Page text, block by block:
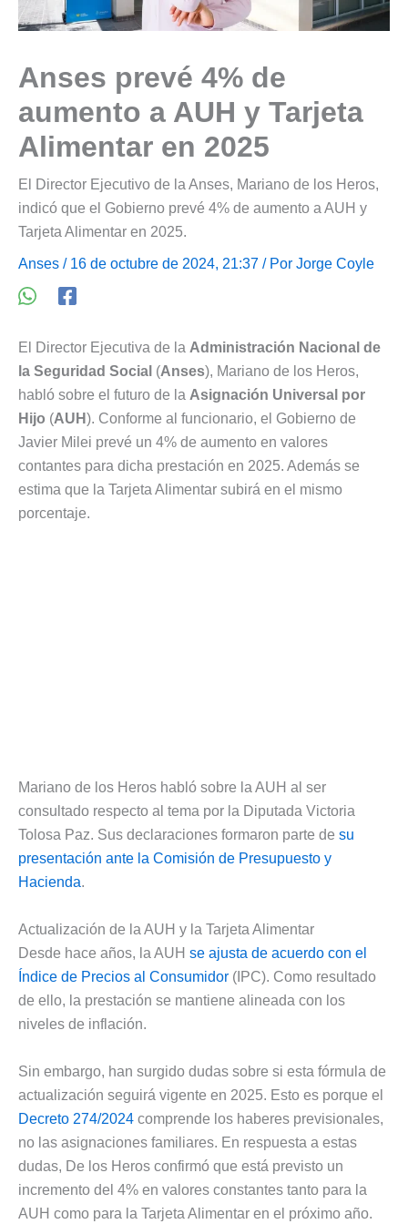
Anses prevé 4% de
aumento a AUH y Tarjeta
Alimentar en 2025
El Director Ejecutivo de la Anses, Mariano de los Heros,
indicó que el Gobierno prevé 4% de aumento a AUH y
Tarjeta Alimentar en 2025.
Anses / 16 de octubre de 2024, 21:37 / Por Jorge Coyle
El Director Ejecutiva de la Administración Nacional de
la Seguridad Social (Anses), Mariano de los Heros,
habló sobre el futuro de la Asignación Universal por
Hijo (AUH ). Conforme al funcionario, el Gobierno de
Javier Milei prevé un 4% de aumento en valores
contantes para dicha prestación en 2025. Además se
estima que la Tarjeta Alimentar subirá en el mismo
porcentaje.
Mariano de los Heros habló sobre la AUH al ser
consultado respecto al tema por la Diputada Victoria
Tolosa Paz. Sus declaraciones formaron parte de su
presentación ante la Comisión de Presupuesto y
Hacienda.
Actualización de la AUH y la Tarjeta Alimentar
Desde hace años, la AUH se ajusta de acuerdo con el
Índice de Precios al Consumidor (IPC). Como resultado
de ello, la prestación se mantiene alineada con los
niveles de inflación.
Sin embargo, han surgido dudas sobre si esta fórmula de
actualización seguirá vigente en 2025. Esto es porque el
Decreto 274/2024 comprende los haberes previsionales,
no las asignaciones familiares. En respuesta a estas
dudas, De los Heros confirmó que está previsto un
incremento del 4% en valores constantes tanto para la
AUH como para la Tarjeta Alimentar en el próximo año.